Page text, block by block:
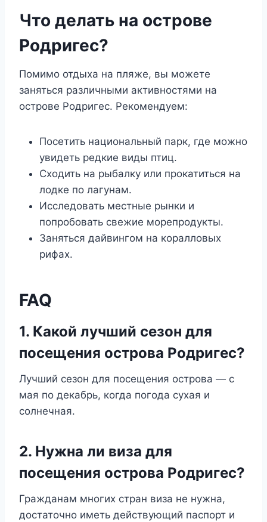
Что делать на острове
Родригес?
Помимо отдыха на пляже, вы можете
заняться различными активностями на
острове Родригес. Рекомендуем:
Посетить национальный парк, где можно
увидеть редкие виды птиц.
Сходить на рыбалку или прокатиться на
лодке по лагунам.
Исследовать местные рынки и
попробовать свежие морепродукты.
Заняться дайвингом на коралловых
рифах.
FAQ
1. Какой лучший сезон для
посещения острова Родригес?
Лучший сезон для посещения острова — с
мая по декабрь, когда погода сухая и
солнечная.
2. Нужна ли виза для
посещения острова Родригес?
Гражданам многих стран виза не нужна,
достаточно иметь действующий паспорт и